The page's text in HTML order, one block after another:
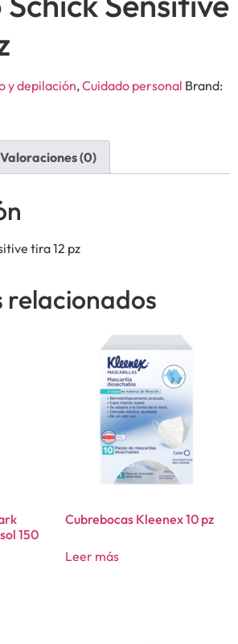
y depilación,Cuidado personal Brand:
Valoraciones (0)
tira 12 pz
relacionados
150
Cubrebocas Kleenex 10 pz
Leer más